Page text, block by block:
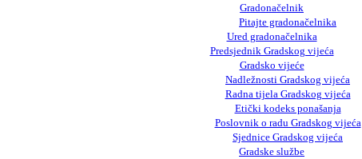
Gradonačelnik
Pitajte gradonačelnika
Ured gradonačelnika
Predsjednik Gradskog vijeća
Gradsko vijeće
Nadležnosti Gradskog vijeća
Radna tijela Gradskog vijeća
Etički kodeks ponašanja
Poslovnik o radu Gradskog vijeća
Sjednice Gradskog vijeća
Gradske službe